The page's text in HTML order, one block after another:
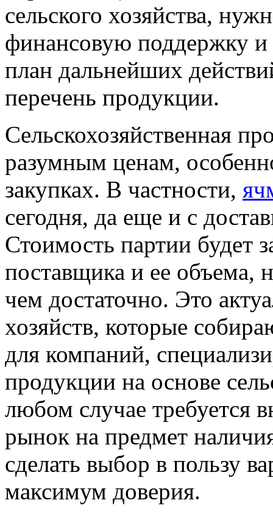
сельского хозяйства,
финансовую поддержку и
план дальнейших
перечень продукции.
Сельскохозяйственная
разумным ценам,
закупках. В частности,
сегодня, да еще и с
Стоимость партии будет
поставщика и ее объема,
чем достаточно. Это
хозяйств, которые
для компаний,
продукции на основе
любом случае требуется
рынок на предмет
сделать выбор в пользу
максимум доверия.